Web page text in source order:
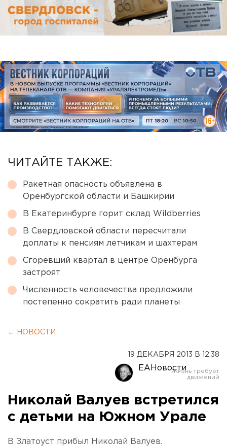
ЧИТАЙТЕ ТАКЖЕ:
Ракетная опасность объявлена в
Оренбургской области и Башкирии
В Екатеринбурге горит склад Wildberries
В Свердловской области пересчитали
доплаты к пенсиям летчикам и шахтерам
Сгоревший квартал в центре Оренбурга
застроят
Численность человечества предложили
постепенно сократить ради планеты
← НОВОСТИ
19 ДЕКАБРЯ 2013 В 12:38
ЕАНовости
Николай Валуев встретился
с детьми на Южном Урале
В Златоуст прибыл Николай Валуев.